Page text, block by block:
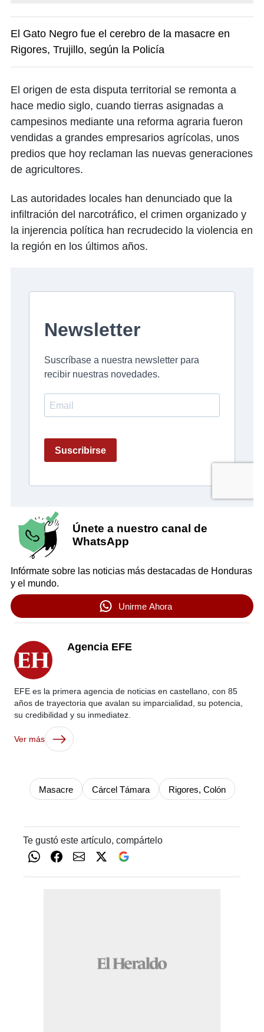
El Gato Negro fue el cerebro de la masacre en
Rigores, Trujillo, según la Policía
El origen de esta disputa territorial se remonta a
hace medio siglo, cuando tierras asignadas a
campesinos mediante una reforma agraria fueron
vendidas a grandes empresarios agrícolas, unos
predios que hoy reclaman las nuevas generaciones
de agricultores.
Las autoridades locales han denunciado que la
infiltración del narcotráfico, el crimen organizado y
la injerencia política han recrudecido la violencia en
la región en los últimos años.
Únete a nuestro canal de
WhatsApp
Infórmate sobre las noticias más destacadas de Honduras
y el mundo.
Unirme Ahora
Agencia EFE
EFE es la primera agencia de noticias en castellano, con 85
años de trayectoria que avalan su imparcialidad, su potencia,
su credibilidad y su inmediatez.
Ver más
Masacre Cárcel Támara Rigores, Colón
Te gustó este artículo, compártelo